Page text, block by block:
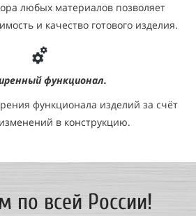
любых материалов позволяет
и качество готового изделия.
функционал.
функционала изделий за счёт
в конструкцию.
по всей России!